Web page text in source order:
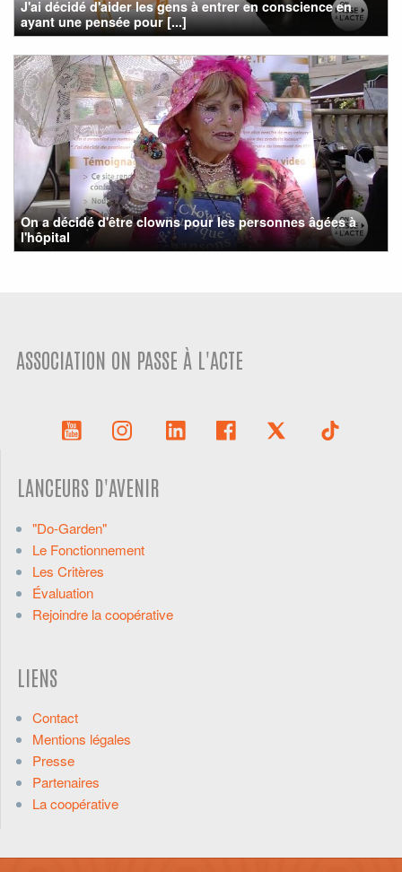
J'ai décidé d'aider les gens à entrer en conscience en
ayant une pensée pour [...]
On a décidé d'être clowns pour les personnes âgées à
l'hôpital
ASSOCIATION ON PASSE À L'ACTE
LANCEURS D'AVENIR
"Do-Garden"
Le Fonctionnement
Les Critères
Évaluation
Rejoindre la coopérative
LIENS
Contact
Mentions légales
Presse
Partenaires
La coopérative